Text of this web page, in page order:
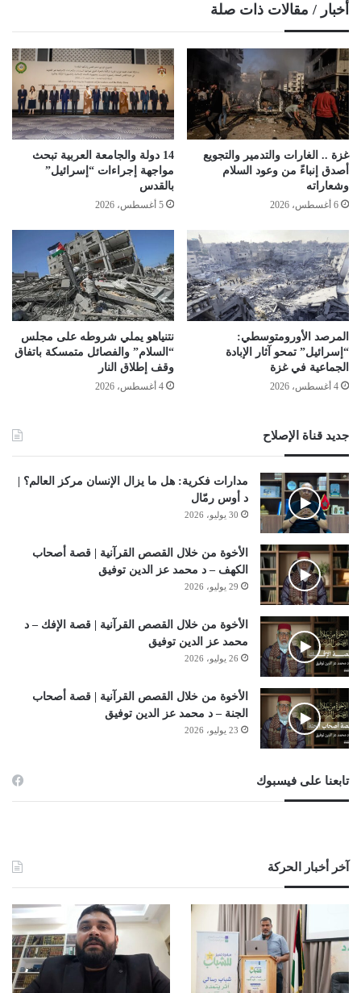
أخبار / مقالات ذات صلة
غزة .. الغارات والتدمير والتجويع
أصدق إنباءً من وعود السلام
وشعاراته
6 أغسطس، 2026
14 دولة والجامعة العربية تبحث
مواجهة إجراءات “إسرائيل”
بالقدس
5 أغسطس، 2026
المرصد الأورومتوسطي:
“إسرائيل” تمحو آثار الإبادة
الجماعية في غزة
4 أغسطس، 2026
نتنياهو يملي شروطه على مجلس
“السلام” والفصائل متمسكة باتفاق
وقف إطلاق النار
4 أغسطس، 2026
جديد قناة الإصلاح
مدارات فكرية: هل ما يزال الإنسان مركز العالم؟ |
د أوس رمّال
30 يوليو، 2026
الأخوة من خلال القصص القرآنية | قصة أصحاب
الكهف – د محمد عز الدين توفيق
29 يوليو، 2026
الأخوة من خلال القصص القرآنية | قصة الإفك – د
محمد عز الدين توفيق
26 يوليو، 2026
الأخوة من خلال القصص القرآنية | قصة أصحاب
الجنة – د محمد عز الدين توفيق
23 يوليو، 2026
تابعنا على فيسبوك
آخر أخبار الحركة